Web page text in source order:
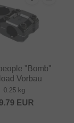
"Bomb"
Vorbau
0.25 kg
EUR